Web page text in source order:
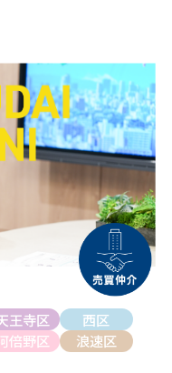
王寺区
西区
倍野区
浪速区